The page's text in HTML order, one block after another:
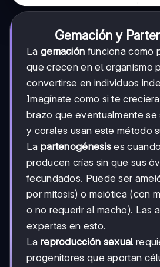
Gemación y
La gemación funciona como
que crecen en el organismo
convertirse en individuos
Imagínate como si te
brazo que eventualmente se
y corales usan este método
La partenogénesis es
producen crías sin que sus
fecundados. Puede ser
por mitosis) o meiótica (con
o no requerir al macho). Las
expertas en esto.
La reproducción sexual
progenitores que aportan